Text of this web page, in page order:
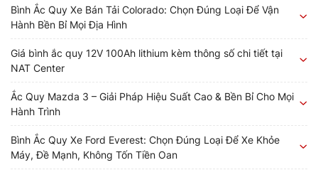
Bình Ắc Quy Xe Bán Tải Colorado: Chọn Đúng Loại Để Vận
Hành Bền Bỉ Mọi Địa Hình
Giá bình ắc quy 12V 100Ah lithium kèm thông số chi tiết tại
NAT Center
Ắc Quy Mazda 3 – Giải Pháp Hiệu Suất Cao & Bền Bỉ Cho Mọi
Hành Trình
Bình Ắc Quy Xe Ford Everest: Chọn Đúng Loại Để Xe Khỏe
Máy, Đề Mạnh, Không Tốn Tiền Oan